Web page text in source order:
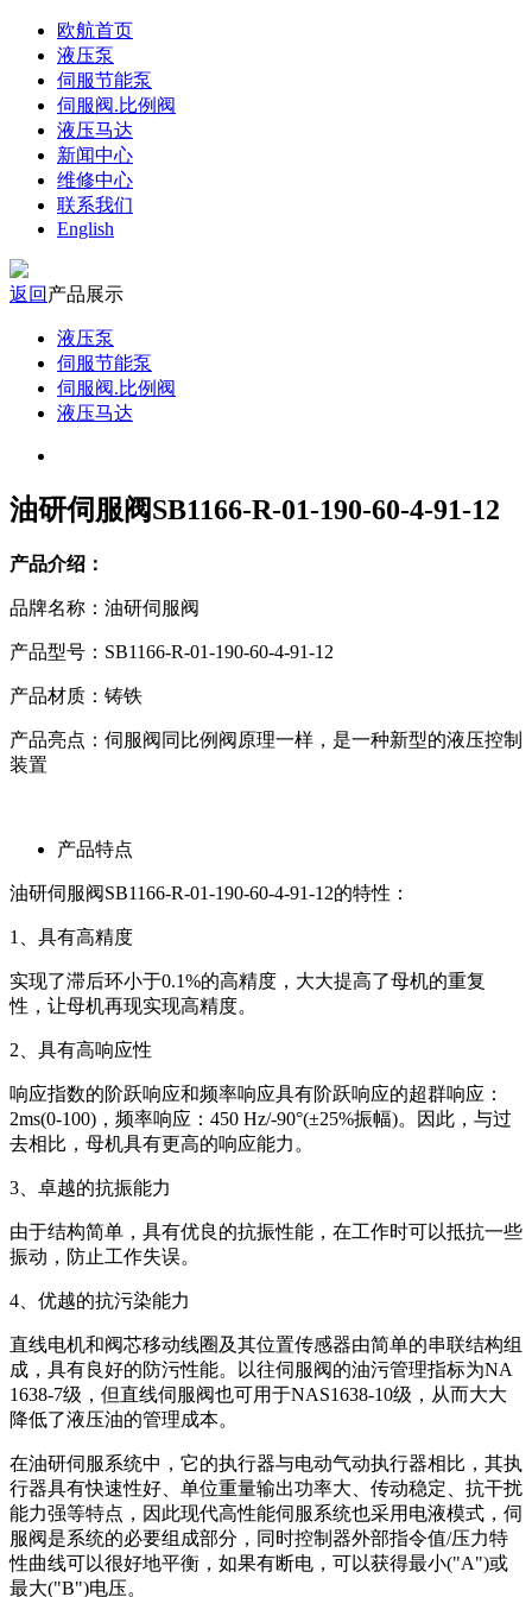
欧航首页
液压泵
伺服节能泵
伺服阀.比例阀
液压马达
新闻中心
维修中心
联系我们
English
返回 产品展示
液压泵
伺服节能泵
伺服阀.比例阀
液压马达
油研伺服阀SB1166-R-01-190-60-4-91-12
产品介绍：
品牌名称：油研伺服阀
产品型号：SB1166-R-01-190-60-4-91-12
产品材质：铸铁
产品亮点：伺服阀同比例阀原理一样，是一种新型的液压控制
装置
产品特点
油研伺服阀SB1166-R-01-190-60-4-91-12的特性：
1、具有高精度
实现了滞后环小于0.1%的高精度，大大提高了母机的重复
性，让母机再现实现高精度。
2、具有高响应性
响应指数的阶跃响应和频率响应具有阶跃响应的超群响应：
2ms(0-100)，频率响应：450 Hz/-90°(±25%振幅)。因此，与过
去相比，母机具有更高的响应能力。
3、卓越的抗振能力
由于结构简单，具有优良的抗振性能，在工作时可以抵抗一些
振动，防止工作失误。
4、优越的抗污染能力
直线电机和阀芯移动线圈及其位置传感器由简单的串联结构组
成，具有良好的防污性能。以往伺服阀的油污管理指标为NA
1638-7级，但直线伺服阀也可用于NAS1638-10级，从而大大
降低了液压油的管理成本。
在油研伺服系统中，它的执行器与电动气动执行器相比，其执
行器具有快速性好、单位重量输出功率大、传动稳定、抗干扰
能力强等特点，因此现代高性能伺服系统也采用电液模式，伺
服阀是系统的必要组成部分，同时控制器外部指令值/压力特
性曲线可以很好地平衡，如果有断电，可以获得最小("A")或
最大("B")电压。